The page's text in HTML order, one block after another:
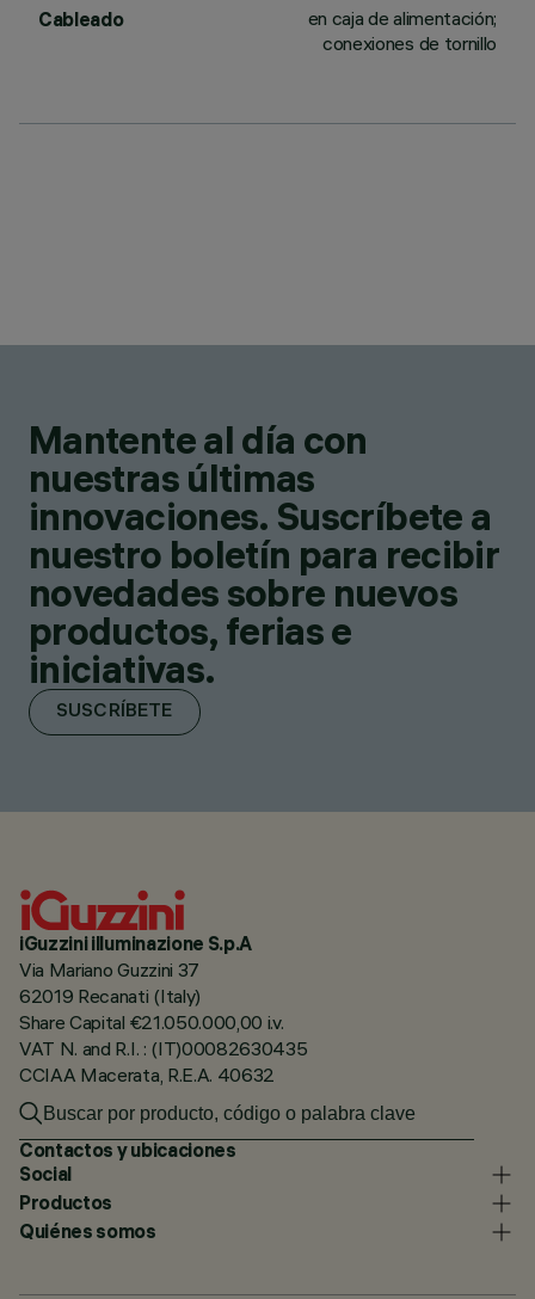
Cableado
en caja de alimentación;
conexiones de tornillo
Mantente al día con
nuestras últimas
innovaciones. Suscríbete a
nuestro boletín para recibir
novedades sobre nuevos
productos, ferias e
iniciativas.
SUSCRÍBETE
iGuzzini illuminazione S.p.A
Via Mariano Guzzini 37
62019 Recanati (Italy)
Share Capital €21.050.000,00 i.v.
VAT N. and R.I. : (IT)00082630435
CCIAA Macerata, R.E.A. 40632
Contactos y ubicaciones
Social
Productos
Quiénes somos